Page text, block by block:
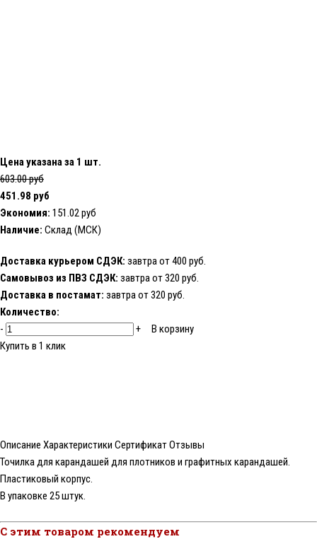
Цена указана за 1 шт.
603.00 руб
451.98 руб
Экономия: 151.02 руб
Наличие: Склад (МСК)
Доставка курьером СДЭК: завтра от 400 руб.
Самовывоз из ПВЗ СДЭК: завтра от 320 руб.
Доставка в постамат: завтра от 320 руб.
Количество:
-
+
В корзину
Купить в 1 клик
Описание Характеристики СертификатОтзывы
Точилка для карандашей для плотников и графитных карандашей.
Пластиковый корпус.
В упаковке 25 штук.
С этим товаром рекомендуем